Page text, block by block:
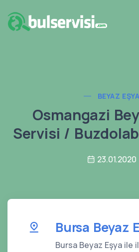
BEYAZ EŞYA
Osmangazi
Servisi /
23.01.2020
Bursa Beyaz
Bursa Beyaz Eşya ile